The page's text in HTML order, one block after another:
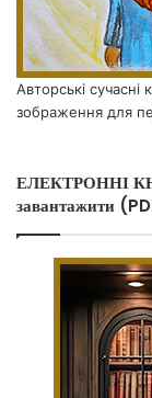
Авторські
зображення для
ЕЛЕКТРОННІ
завантажити